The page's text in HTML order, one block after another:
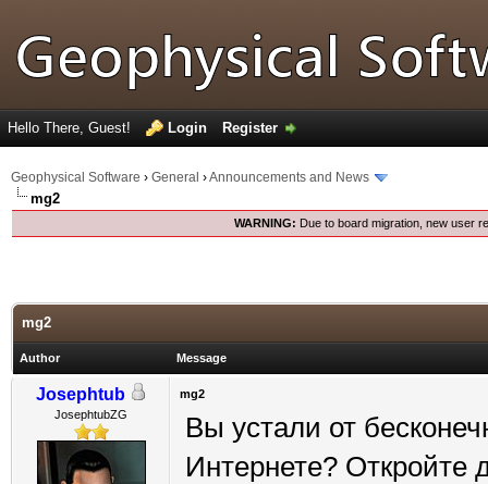
Hello There, Guest! Login Register
Geophysical Software › General ›Announcements and News
mg2
WARNING: Due to board migration, new user
mg2
Author Message
Josephtub
JosephtubZG
mg2
Вы устали от
Интернете? Откройте